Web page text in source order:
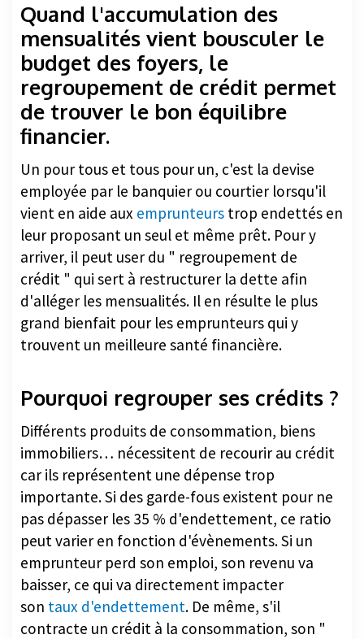
Quand l'accumulation des
mensualités vient bousculer le
budget des foyers, le
regroupement de crédit permet
de trouver le bon équilibre
financier.
Un pour tous et tous pour un, c'est la devise
employée par le banquier ou courtier lorsqu'il
vient en aide aux emprunteurs trop endettés en
leur proposant un seul et même prêt. Pour y
arriver, il peut user du " regroupement de
crédit " qui sert à restructurer la dette afin
d'alléger les mensualités. Il en résulte le plus
grand bienfait pour les emprunteurs qui y
trouvent un meilleure santé financière.
Pourquoi regrouper ses crédits ?
Différents produits de consommation, biens
immobiliers… nécessitent de recourir au crédit
car ils représentent une dépense trop
importante. Si des garde-fous existent pour ne
pas dépasser les 35 % d'endettement, ce ratio
peut varier en fonction d'évènements. Si un
emprunteur perd son emploi, son revenu va
baisser, ce qui va directement impacter
son taux d'endettement. De même, s'il
contracte un crédit à la consommation, son "